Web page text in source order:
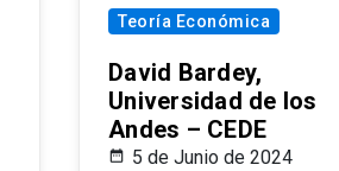
Teoría Económica
David Bardey,
Universidad de los
Andes – CEDE
5 de Junio de 2024